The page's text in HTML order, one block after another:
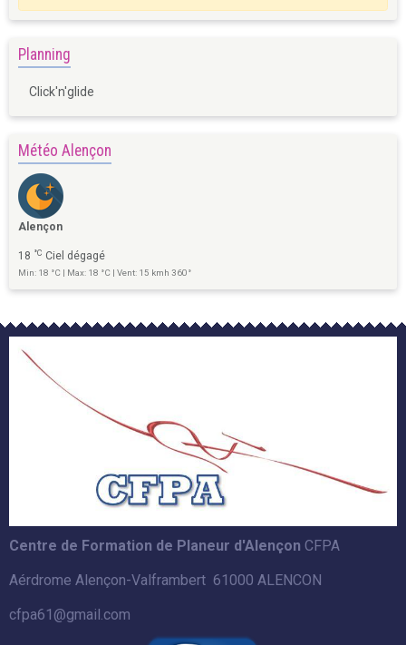
Planning
Click'n'glide
Météo Alençon
Alençon
18 °C Ciel dégagé
Min: 18 °C | Max: 18 °C | Vent: 15 kmh 360°
Centre de Formation de Planeur d'Alençon CFPA
Aérdrome Alençon-Valframbert 61000 ALENCON
cfpa61@gmail.com